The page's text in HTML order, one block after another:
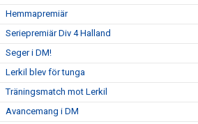
Hemmapremiär
Seriepremiär Div 4 Halland
Seger i DM!
Lerkil blev för tunga
Träningsmatch mot Lerkil
Avancemang i DM